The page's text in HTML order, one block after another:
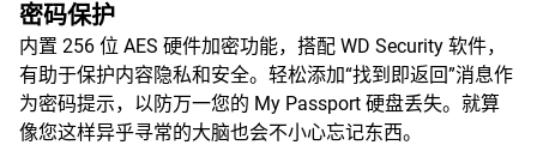
密码保护
内置 256 位 AES 硬件加密功能，搭配 WD Security 软件，
有助于保护内容隐私和安全。轻松添加“找到即返回”消息作
为密码提示，以防万一您的 My Passport 硬盘丢失。就算
像您这样异乎寻常的大脑也会不小心忘记东西。